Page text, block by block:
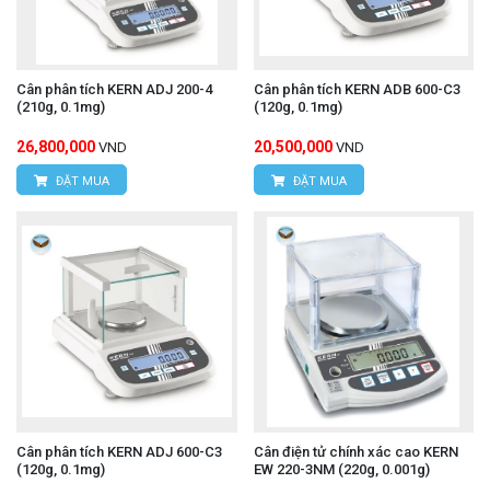
Cân phân tích KERN ADJ 200-4
(210g, 0.1mg)
26,800,000 VND
ĐẶT MUA
Cân phân tích KERN ADB 600-C3
(120g, 0.1mg)
20,500,000 VND
ĐẶT MUA
Cân phân tích KERN ADJ 600-C3
(120g, 0.1mg)
Cân điện tử chính xác cao KERN
EW 220-3NM (220g, 0.001g)